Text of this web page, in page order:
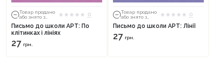
Товар продано
або знято з
0
Письмо до школи АРТ: По
клітинках і лініях
27 грн.
Товар продано
або знято з
0
Письмо до школи АРТ: Лінії
27 грн.